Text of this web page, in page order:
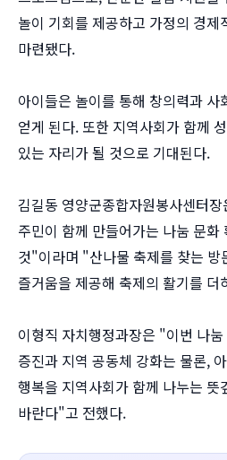
놀이 기회를 제공하고 가정의 경제
마련됐다.
아이들은 놀이를 통해 창의력과
얻게 된다. 또한 지역사회가 함께
있는 자리가 될 것으로 기대된다.
김길동 영양군종합자원봉사센터
주민이 함께 만들어가는 나눔 문화
것"이라며 "산나물 축제를 찾는 방
즐거움을 제공해 축제의 활기를
이형직 자치행정과장은 "이번 나
증진과 지역 공동체 강화는 물론,
행복을 지역사회가 함께 나누는 뜻
바란다"고 전했다.